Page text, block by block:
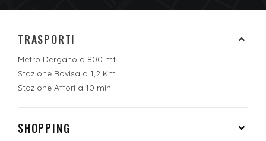
TRASPORTI
Metro Dergano a 800 mt
Stazione Bovisa a 1,2 Km
Stazione Affori a 10 min
SHOPPING